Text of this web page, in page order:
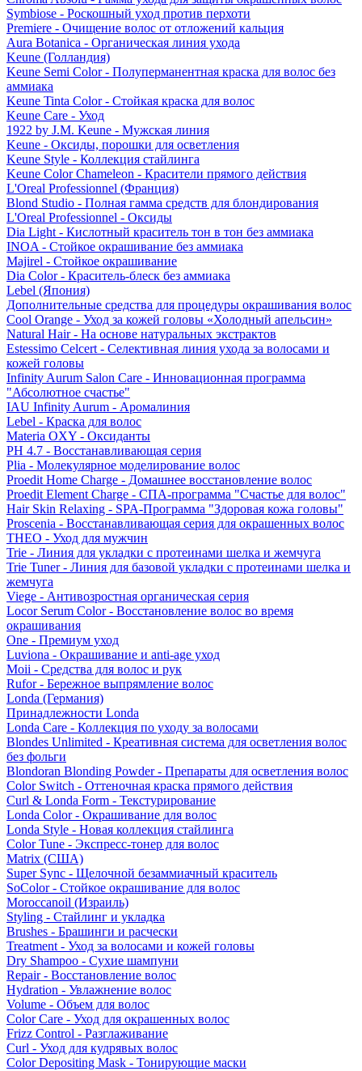
Symbiose - Роскошный уход против перхоти
Premiere - Очищение волос от отложений кальция
Aura Botanica - Органическая линия ухода
Keune (Голландия)
Keune Semi Color - Полуперманентная краска для волос без
аммиака
Keune Tinta Color - Стойкая краска для волос
Keune Care - Уход
1922 by J.M. Keune - Мужская линия
Keune - Оксиды, порошки для осветления
Keune Style - Коллекция стайлинга
Keune Color Chameleon - Красители прямого действия
L'Oreal Professionnel (Франция)
Blond Studio - Полная гамма средств для блондирования
L'Oreal Professionnel - Оксиды
Dia Light - Кислотный краситель тон в тон без аммиака
INOA - Стойкое окрашивание без аммиака
Majirel - Стойкое окрашивание
Dia Color - Краситель-блеск без аммиака
Lebel (Япония)
Дополнительные средства для процедуры окрашивания волос
Cool Orange - Уход за кожей головы «Холодный апельсин»
Natural Hair - На основе натуральных экстрактов
Estessimo Celcert - Селективная линия ухода за волосами и
кожей головы
Infinity Aurum Salon Care - Инновационная программа
"Абсолютное счастье"
IAU Infinity Aurum - Аромалиния
Lebel - Краска для волос
Materia OXY - Оксиданты
PH 4.7 - Восстанавливающая серия
Plia - Молекулярное моделирование волос
Proedit Home Charge - Домашнее восстановление волос
Proedit Element Charge - СПА-программа "Счастье для волос"
Hair Skin Relaxing - SPA-Программа "Здоровая кожа головы"
Proscenia - Восстанавливающая серия для окрашенных волос
THEO - Уход для мужчин
Trie - Линия для укладки с протеинами шелка и жемчуга
Trie Tuner - Линия для базовой укладки с протеинами шелка и
жемчуга
Viege - Антивозростная органическая серия
Locor Serum Color - Восстановление волос во время
окрашивания
One - Премиум уход
Luviona - Окрашивание и anti-age уход
Moii - Средства для волос и рук
Rufor - Бережное выпрямление волос
Londa (Германия)
Принадлежности Londa
Londa Care - Коллекция по уходу за волосами
Blondes Unlimited - Креативная система для осветления волос
без фольги
Blondoran Blonding Powder - Препараты для осветления волос
Color Switch - Оттеночная краска прямого действия
Curl & Londa Form - Текстурирование
Londa Color - Окрашивание для волос
Londa Style - Новая коллекция стайлинга
Color Tune - Экспресс-тонер для волос
Matrix (США)
Super Sync - Щелочной безаммиачный краситель
SoColor - Стойкое окрашивание для волос
Moroccanoil (Израиль)
Styling - Стайлинг и укладка
Brushes - Брашинги и расчески
Treatment - Уход за волосами и кожей головы
Dry Shampoo - Сухие шампуни
Repair - Восстановление волос
Hydration - Увлажнение волос
Volume - Объем для волос
Color Care - Уход для окрашенных волос
Frizz Control - Разглаживание
Curl - Уход для кудрявых волос
Color Depositing Mask - Тонирующие маски